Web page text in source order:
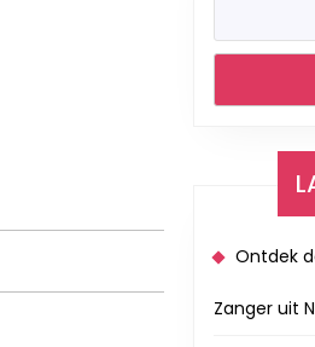
Ontdek
Zanger uit